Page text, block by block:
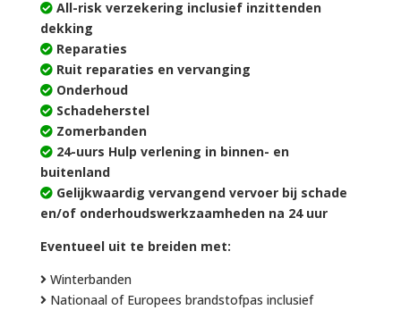
All-risk verzekering inclusief inzittenden
dekking
Reparaties
Ruit reparaties en vervanging
Onderhoud
Schadeherstel
Zomerbanden
24-uurs Hulp verlening in binnen- en
buitenland
Gelijkwaardig vervangend vervoer bij schade
en/of onderhoudswerkzaamheden na 24 uur
Eventueel uit te breiden met:
Winterbanden
Nationaal of Europees brandstofpas inclusief